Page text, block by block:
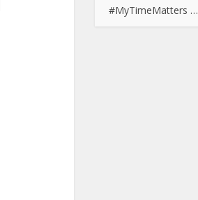
#MyTimeMatters …